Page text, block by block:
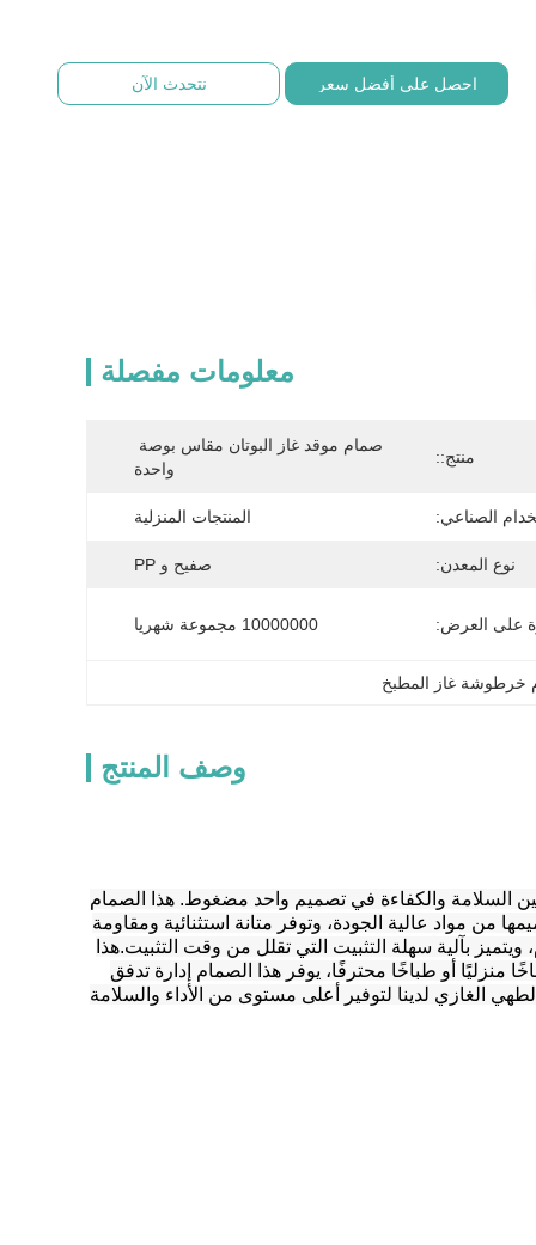
احصل على أفضل سعر نتحدث الآن
معلومات مفصلة
منتج::
واحدة
الصناعي: المنتجات المنزلية
نوع المعدن: صفيح و PP
على العرض: 10000000 مجموعة شهريا
خرطوشة غاز المطبخ
وصف المنتج
السلامة والكفاءة في تصميم واحد مضغوط. هذا الصمام
من مواد عالية الجودة، وتوفر متانة استثنائية ومقاومة
بآلية سهلة التثبيت التي تقلل من وقت التثبيت.هذا
أو طباخًا محترفًا، يوفر هذا الصمام إدارة تدفق
الغازي لدينا لتوفير أعلى مستوى من الأداء والسلامة